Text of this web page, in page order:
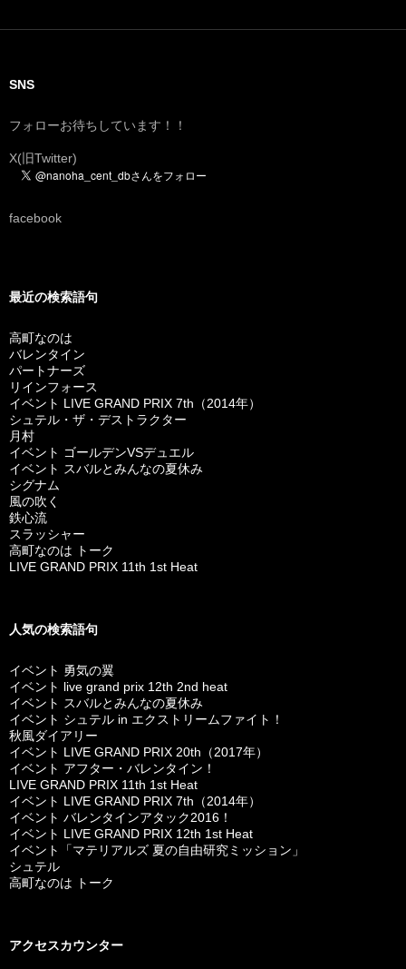
SNS
フォローお待ちしています！！
X(旧Twitter)
facebook
最近の検索語句
高町なのは
バレンタイン
パートナーズ
リインフォース
イベント LIVE GRAND PRIX 7th（2014年）
シュテル・ザ・デストラクター
月村
イベント ゴールデンVSデュエル
イベント スバルとみんなの夏休み
シグナム
風の吹く
鉄心流
スラッシャー
高町なのは トーク
LIVE GRAND PRIX 11th 1st Heat
人気の検索語句
イベント 勇気の翼
イベント live grand prix 12th 2nd heat
イベント スバルとみんなの夏休み
イベント シュテル in エクストリームファイト！
秋風ダイアリー
イベント LIVE GRAND PRIX 20th（2017年）
イベント アフター・バレンタイン！
LIVE GRAND PRIX 11th 1st Heat
イベント LIVE GRAND PRIX 7th（2014年）
イベント バレンタインアタック2016！
イベント LIVE GRAND PRIX 12th 1st Heat
イベント「マテリアルズ 夏の自由研究ミッション」
シュテル
高町なのは トーク
アクセスカウンター